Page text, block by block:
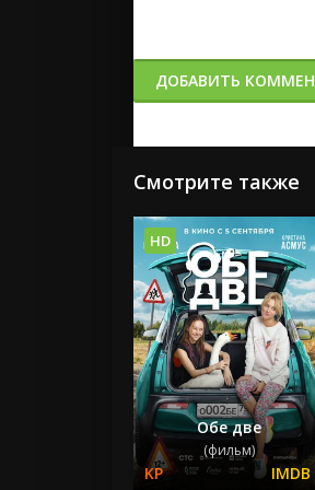
ДОБАВИТЬ
Смотрите также
Обе две
(фильм)
HD